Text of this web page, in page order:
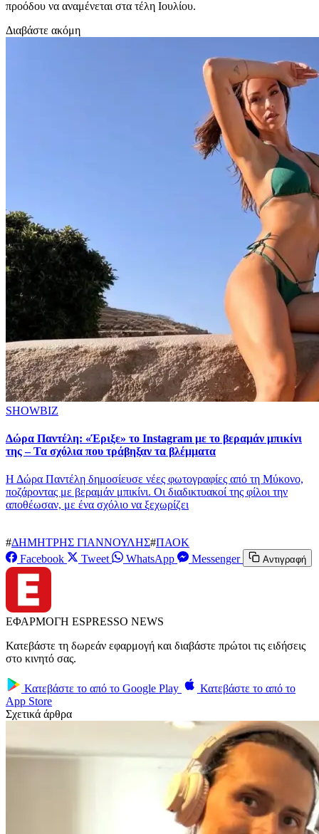
προόδου να αναμένεται στα τέλη Ιουλίου.
Διαβάστε ακόμη
SHOWBIZ
Δώρα Παντέλη: «Έριξε» το Instagram με το βεραμάν μπικίνι
της – Τα σχόλια που τράβηξαν τα βλέμματα
Η Δώρα Παντέλη δημοσίευσε νέες φωτογραφίες από τη Μύκονο,
ποζάροντας με βεραμάν μπικίνι. Οι διαδικτυακοί της φίλοι την
αποθέωσαν, με ένα σχόλιο να ξεχωρίζει
#ΔΗΜΗΤΡΗΣ ΓΙΑΝΝΟΥΛΗΣ#ΠΑΟΚ
Facebook
Tweet WhatsApp Messenger Αντιγραφή
ΕΦΑΡΜΟΓΗ ESPRESSO NEWS
Κατεβάστε τη δωρεάν εφαρμογή και διαβάστε πρώτοι τις ειδήσεις
στο κινητό σας.
Κατεβάστε το από το Google Play
Κατεβάστε το από το
App Store
Σχετικά άρθρα